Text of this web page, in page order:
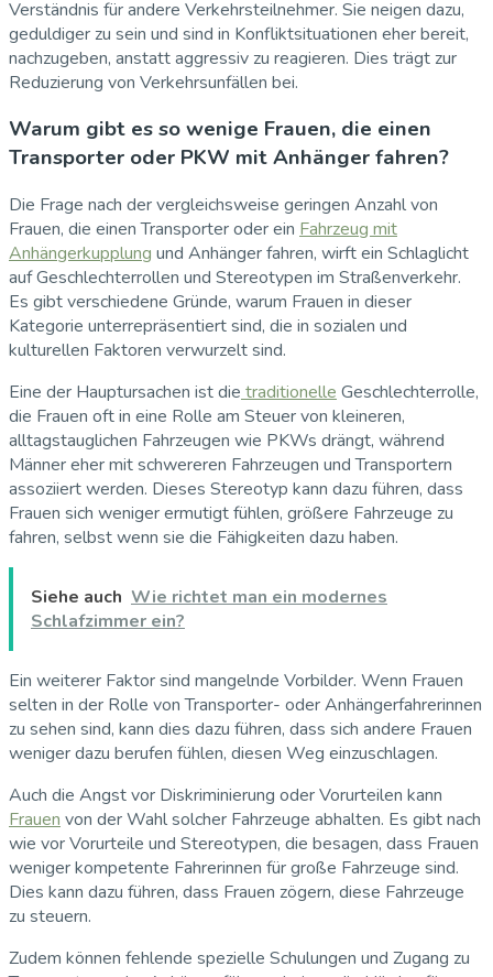
Verständnis für andere Verkehrsteilnehmer. Sie neigen dazu,
geduldiger zu sein und sind in Konfliktsituationen eher bereit,
nachzugeben, anstatt aggressiv zu reagieren. Dies trägt zur
Reduzierung von Verkehrsunfällen bei.
Warum gibt es so wenige Frauen, die einen
Transporter oder PKW mit Anhänger fahren?
Die Frage nach der vergleichsweise geringen Anzahl von
Frauen, die einen Transporter oder ein Fahrzeug mit
Anhängerkupplung und Anhänger fahren, wirft ein Schlaglicht
auf Geschlechterrollen und Stereotypen im Straßenverkehr.
Es gibt verschiedene Gründe, warum Frauen in dieser
Kategorie unterrepräsentiert sind, die in sozialen und
kulturellen Faktoren verwurzelt sind.
Eine der Hauptursachen ist die traditionelle Geschlechterrolle,
die Frauen oft in eine Rolle am Steuer von kleineren,
alltagstauglichen Fahrzeugen wie PKWs drängt, während
Männer eher mit schwereren Fahrzeugen und Transportern
assoziiert werden. Dieses Stereotyp kann dazu führen, dass
Frauen sich weniger ermutigt fühlen, größere Fahrzeuge zu
fahren, selbst wenn sie die Fähigkeiten dazu haben.
Siehe auch Wie richtet man ein modernes
Schlafzimmer ein?
Ein weiterer Faktor sind mangelnde Vorbilder. Wenn Frauen
selten in der Rolle von Transporter- oder Anhängerfahrerinnen
zu sehen sind, kann dies dazu führen, dass sich andere Frauen
weniger dazu berufen fühlen, diesen Weg einzuschlagen.
Auch die Angst vor Diskriminierung oder Vorurteilen kann
Frauen von der Wahl solcher Fahrzeuge abhalten. Es gibt nach
wie vor Vorurteile und Stereotypen, die besagen, dass Frauen
weniger kompetente Fahrerinnen für große Fahrzeuge sind.
Dies kann dazu führen, dass Frauen zögern, diese Fahrzeuge
zu steuern.
Zudem können fehlende spezielle Schulungen und Zugang zu